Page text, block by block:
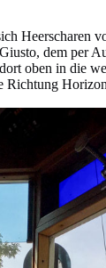
Heerscharen
dem per
oben in die
Richtung